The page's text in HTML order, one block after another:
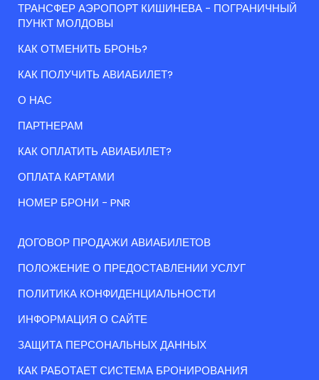
ТРАНСФЕР АЭРОПОРТ КИШИНЕВА - ПОГРАНИЧНЫЙ
ПУНКТ МОЛДОВЫ
КАК ОТМЕНИТЬ БРОНЬ?
КАК ПОЛУЧИТЬ АВИАБИЛЕТ?
О НАС
ПАРТНЕРАМ
КАК ОПЛАТИТЬ АВИАБИЛЕТ?
ОПЛАТА КАРТАМИ
НОМЕР БРОНИ - PNR
ДОГОВОР ПРОДАЖИ АВИАБИЛЕТОВ
ПОЛОЖЕНИЕ О ПРЕДОСТАВЛЕНИИ УСЛУГ
ПОЛИТИКА КОНФИДЕНЦИАЛЬНОСТИ
ИНФОРМАЦИЯ О САЙТЕ
ЗАЩИТА ПЕРСОНАЛЬНЫХ ДАННЫХ
КАК РАБОТАЕТ СИСТЕМА БРОНИРОВАНИЯ